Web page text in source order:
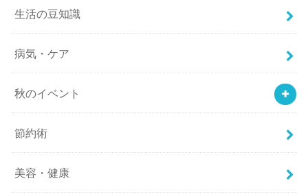
生活の豆知識
病気・ケア
秋のイベント
節約術
美容・健康